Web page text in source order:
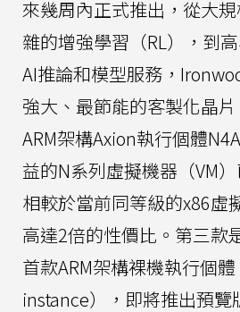
來幾周內正式推出，從大
雜的增強學習（RL），到
AI推論和模型服務，
強大、最節能的客製化晶
ARM架構Axion執行個體
益的N系列虛擬機器（VM
相較於當前同等級的x86虛
高達2倍的性價比。第三款
首款ARM架構裸機執行個
instance），即將推出預覽